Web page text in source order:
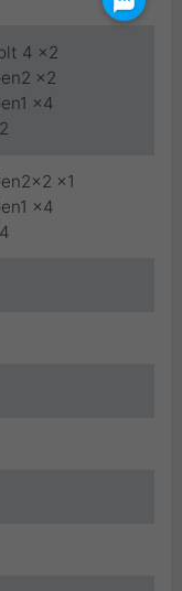
4 x2
x2
x4
x1
x4